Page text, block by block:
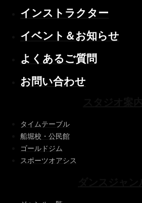
インストラクター
イベント＆お知らせ
よくあるご質問
お問い合わせ
タイムテーブル
船堀校・公民館
ゴールドジム
スポーツオアシス